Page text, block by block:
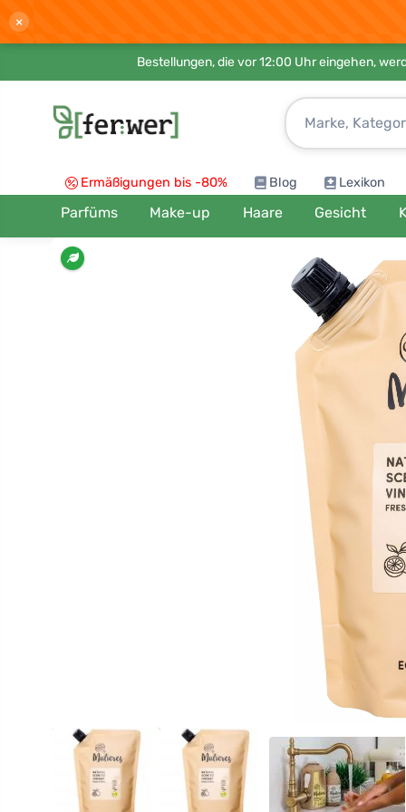
×
Bestellungen, die vor 12:00 Uhr eingehen,
Ermäßigungen bis -80% Blog Lexikon
Parfüms Make-up Haare Gesicht